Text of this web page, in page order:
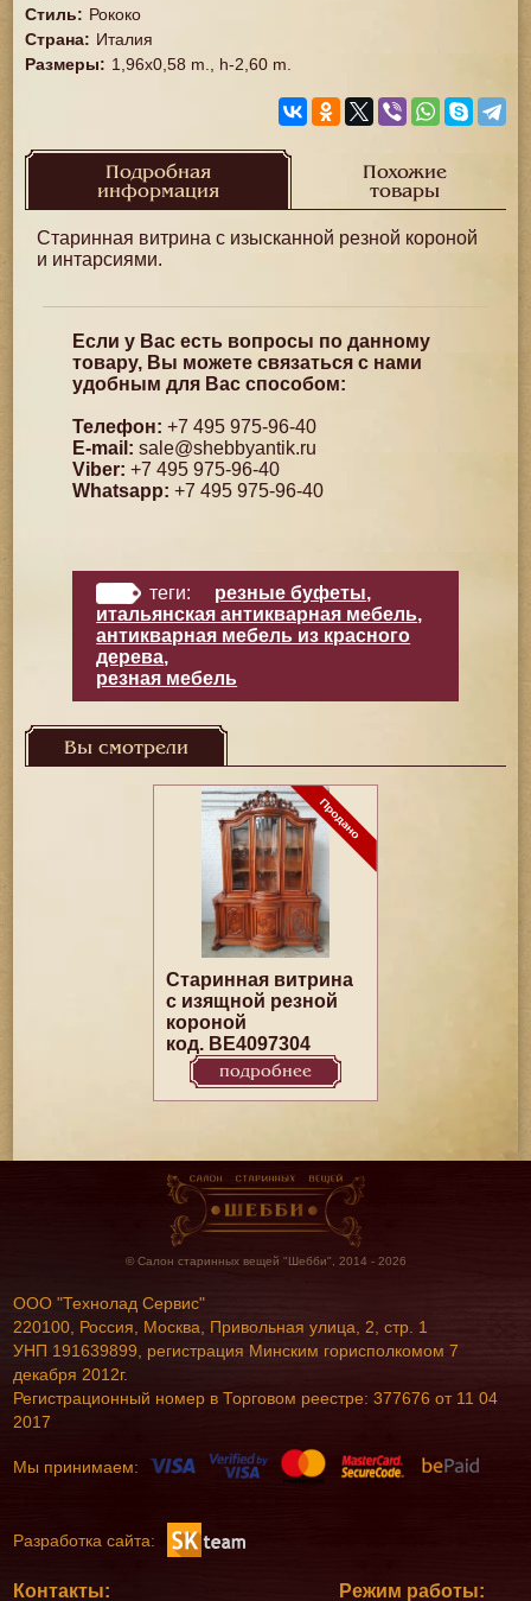
Стиль: Рококо
Страна: Италия
Размеры: 1,96x0,58 m., h-2,60 m.
Подробная
информация
Похожие
товары
Старинная витрина с изысканной резной короной
и интарсиями.
Если у Вас есть вопросы по данному
товару, Вы можете связаться с нами
удобным для Вас способом:
Телефон: +7 495 975-96-40
E-mail: sale@shebbyantik.ru
Viber: +7 495 975-96-40
Whatsapp: +7 495 975-96-40
теги: резные буфеты,
итальянская антикварная мебель,
антикварная мебель из красного
дерева,
резная мебель
Вы смотрели
Старинная витрина
с изящной резной
короной
код. BE4097304
подробнее
© Салон старинных вещей "Шебби", 2014 - 2026
ООО "Технолад Сервис"
220100, Россия, Москва, Привольная улица, 2, стр. 1
УНП 191639899, регистрация Минским горисполкомом 7
декабря 2012г.
Регистрационный номер в Торговом реестре: 377676 от 11 04
2017
Мы принимаем:
Разработка сайта:
Контакты: Режим работы: